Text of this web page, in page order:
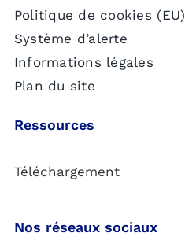
Politique de cookies (EU)
Système d’alerte
Informations légales
Plan du site
Ressources
Téléchargement
Nos réseaux sociaux